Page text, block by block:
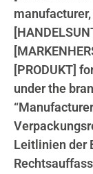
[PRODUKT]
under the
Leitlinien der